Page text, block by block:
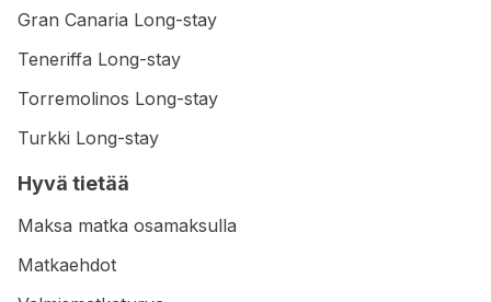
Gran Canaria Long-stay
Teneriffa Long-stay
Torremolinos Long-stay
Turkki Long-stay
Hyvä tietää
Maksa matka osamaksulla
Matkaehdot